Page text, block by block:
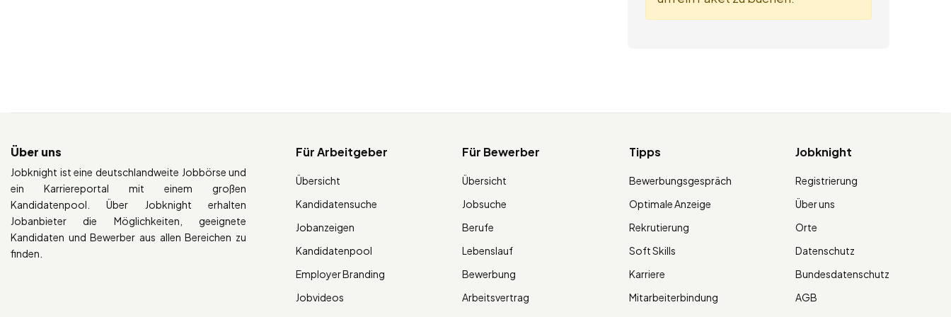
Über uns
Jobknight ist eine deutschlandweite Jobbörse und
ein Karriereportal mit einem großen
Kandidatenpool. Über Jobknight erhalten
Jobanbieter die Möglichkeiten, geeignete
Kandidaten und Bewerber aus allen Bereichen zu
finden.
Für Arbeitgeber
Übersicht
Kandidatensuche
Jobanzeigen
Kandidatenpool
Employer Branding
Jobvideos
Für Bewerber
Übersicht
Jobsuche
Berufe
Lebenslauf
Bewerbung
Arbeitsvertrag
Tipps
Bewerbungsgespräch
Optimale Anzeige
Rekrutierung
Soft Skills
Karriere
Mitarbeiterbindung
Jobknight
Registrierung
Über uns
Orte
Datenschutz
Bundesdatenschutz
AGB